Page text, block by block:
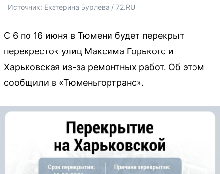
Источник: Екатерина Бурлева / 72.RU
С 6 по 16 июня в Тюмени будет перекрыт
перекресток улиц Максима Горького и
Харьковская из-за ремонтных работ. Об этом
сообщили в «Тюменьгортранс».